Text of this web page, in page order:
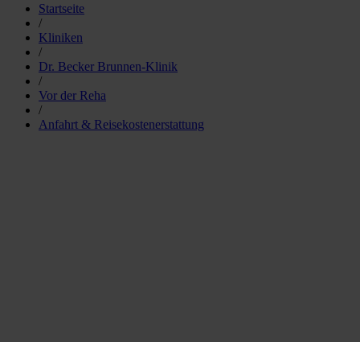
Startseite
/
Kliniken
/
Dr. Becker Brunnen-Klinik
/
Vor der Reha
/
Anfahrt & Reisekostenerstattung